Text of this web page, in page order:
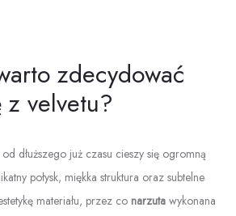
do
300,00 zł
zdecydować
z velvetu?
dłuższego już czasu cieszy się ogromną
połysk, miękka struktura oraz subtelne
materiału, przez co narzuta wykonana